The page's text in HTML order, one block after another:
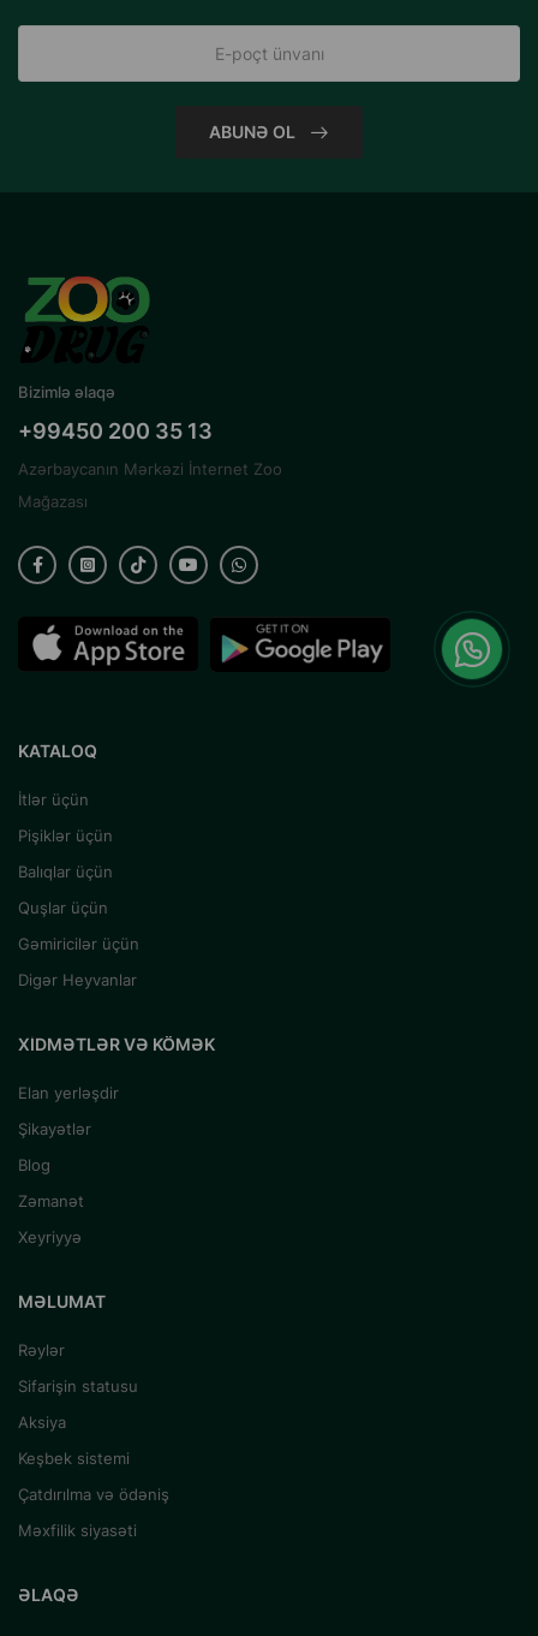
ABUNƏ OL
Bizimlə əlaqə
+99450 200 35 13
Azərbaycanın Mərkəzi İnternet Zoo
Mağazası
KATALOQ
İtlər üçün
Pişiklər üçün
Balıqlar üçün
Quşlar üçün
Gəmiricilər üçün
Digər Heyvanlar
XIDMƏTLƏR VƏ KÖMƏK
Elan yerləşdir
Şikayətlər
Blog
Zəmanət
Xeyriyyə
MƏLUMAT
Rəylər
Sifarişin statusu
Aksiya
Keşbek sistemi
Çatdırılma və ödəniş
Məxfilik siyasəti
ƏLAQƏ